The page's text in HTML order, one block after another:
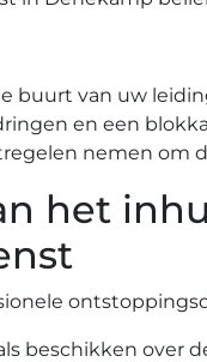
buurt van uw
en een
nemen om
het
beschikken